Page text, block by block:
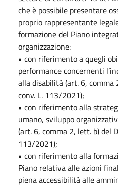
che è possibile presentare
proprio rappresentante
formazione del Piano
organizzazione:
• con riferimento a quegli
performance concernenti
alla disabilità (art. 6, comma
conv. L. 113/2021);
• con riferimento alla
umano, sviluppo
(art. 6, comma 2, lett. b) del
113/2021);
• con riferimento alla
Piano relativa alle azioni
piena accessibilità alle